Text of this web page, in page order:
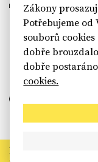
sinfin.digital
Rekonstrukce státu
Zákony
Potřebujeme od
souborů
dobře
dobře
cookies.